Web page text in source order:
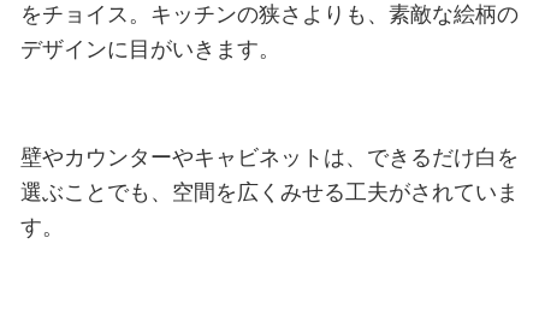
をチョイス。キッチンの狭さよりも、素敵な絵柄の
デザインに目がいきます。
壁やカウンターやキャビネットは、できるだけ白を
選ぶことでも、空間を広くみせる工夫がされていま
す。